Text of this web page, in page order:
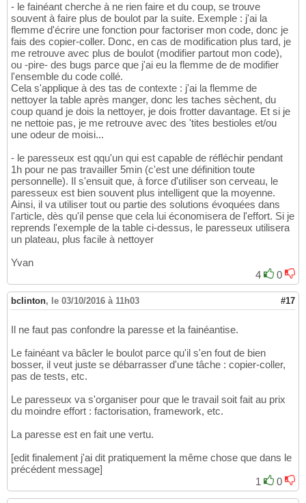
- le fainéant cherche à ne rien faire et du coup, se trouve
souvent à faire plus de boulot par la suite. Exemple : j'ai la
flemme d'écrire une fonction pour factoriser mon code, donc je
fais des copier-coller. Donc, en cas de modification plus tard, je
me retrouve avec plus de boulot (modifier partout mon code),
ou -pire- des bugs parce que j'ai eu la flemme de de modifier
l'ensemble du code collé.
Cela s'applique à des tas de contexte : j'ai la flemme de
nettoyer la table après manger, donc les taches sèchent, du
coup quand je dois la nettoyer, je dois frotter davantage. Et si je
ne nettoie pas, je me retrouve avec des 'tites bestioles et/ou
une odeur de moisi...
- le paresseux est qqu'un qui est capable de réfléchir pendant
1h pour ne pas travailler 5min (c'est une définition toute
personnelle). Il s'ensuit que, à force d'utiliser son cerveau, le
paresseux est bien souvent plus intelligent que la moyenne.
Ainsi, il va utiliser tout ou partie des solutions évoquées dans
l'article, dès qu'il pense que cela lui économisera de l'effort. Si je
reprends l'exemple de la table ci-dessus, le paresseux utilisera
un plateau, plus facile à nettoyer
Yvan
4
0
bclinton, le 03/10/2016 à 11h03 #17
Il ne faut pas confondre la paresse et la fainéantise.
Le fainéant va bâcler le boulot parce qu'il s'en fout de bien
bosser, il veut juste se débarrasser d'une tâche : copier-coller,
pas de tests, etc.
Le paresseux va s'organiser pour que le travail soit fait au prix
du moindre effort : factorisation, framework, etc.
La paresse est en fait une vertu.
[edit finalement j'ai dit pratiquement la même chose que dans le
précédent message]
1
0